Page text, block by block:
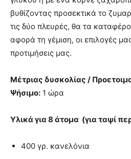
βυθίζοντας προσεκτικά το
τις δύο πλευρές, θα τα
αφορά τη γέμιση, οι επιλογές
προτιμήσεις μας.
Μέτριας δυσκολίας /
Ψήσιμο: 1 ώρα
Υλικά για 8 άτομα (για ταψί
400 γρ. κανελόνια